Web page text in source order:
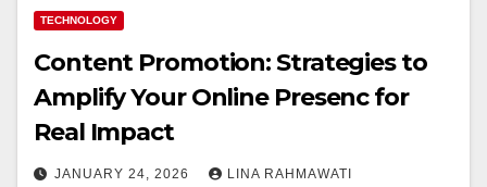
TECHNOLOGY
Content Promotion: Strategies to
Amplify Your Online Presenc for
Real Impact
JANUARY 24, 2026 LINA RAHMAWATI